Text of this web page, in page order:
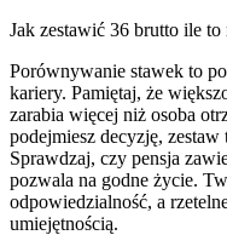
Jak zestawić 36 brutto ile
Porównywanie stawek to
kariery. Pamiętaj, że
zarabia więcej niż osoba
podejmiesz decyzję,
Sprawdzaj, czy pensja
pozwala na godne życie.
odpowiedzialność, a
umiejętnością.